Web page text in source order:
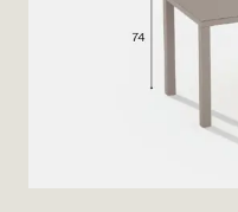
Color